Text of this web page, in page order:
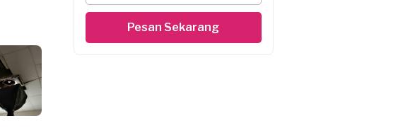
Pesan Sekarang